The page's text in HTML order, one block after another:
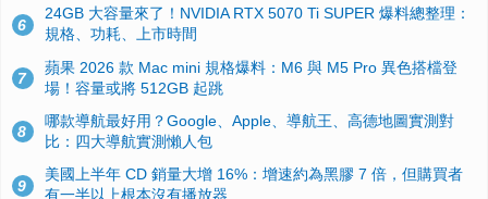
6
24GB 大容量來了！NVIDIA RTX 5070 Ti SUPER 爆料總整理：
規格、功耗、上市時間
7
蘋果 2026 款 Mac mini 規格爆料：M6 與 M5 Pro 異色搭檔登
場！容量或將 512GB 起跳
8
哪款導航最好用？Google、Apple、導航王、高德地圖實測對
比：四大導航實測懶人包
9
美國上半年 CD 銷量大增 16%：增速約為黑膠 7 倍，但購買者
有一半以上根本沒有播放器